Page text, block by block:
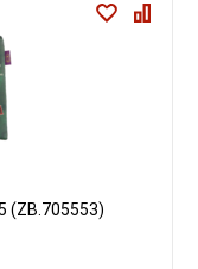
(ZB.705553)